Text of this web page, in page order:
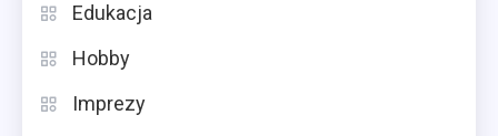
Edukacja
Hobby
Imprezy